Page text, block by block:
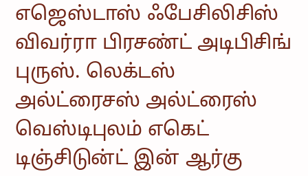
எஜெஸ்டாஸ் ஃபேசிலிசிஸ்
விவர்ரா பிரசண்ட் அடிபிசிங்
புருஸ். லெக்டஸ்
அல்ட்ரைசஸ் அல்ட்ரைஸ்
வெஸ்டிபுலம் எகெட்
டிஞ்சிடுன்ட் இன் ஆர்கு